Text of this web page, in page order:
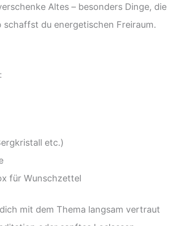
Altes – besonders Dinge, die
du energetischen Freiraum.
etc.)
für Wunschzettel
mit dem Thema langsam vertraut